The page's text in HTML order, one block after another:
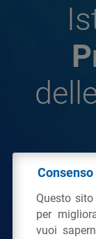
Questo
per
vuoi